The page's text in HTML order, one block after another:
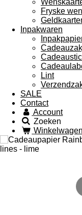
Fryske
Inpakwaren
Lint
SALE
Contact
Account
Zoeken
Winkelwagen